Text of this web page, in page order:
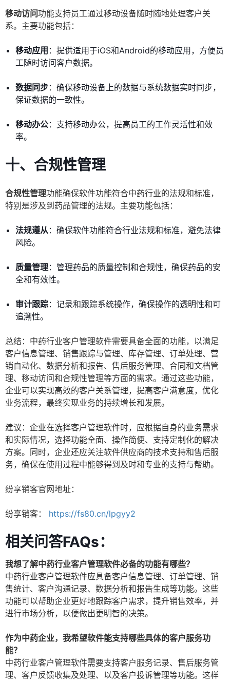
移动访问功能支持员工通过移动设备随时随地处理客户关
系。主要功能包括：
移动应用 ：提供适用于iOS和Android的移动应用，方便员
工随时访问客户数据。
数据同步：确保移动设备上的数据与系统数据实时同步，
保证数据的一致性。
移动办公：支持移动办公，提高员工的工作灵活性和效
率。
十、合规性管理
合规性管理功能确保软件功能符合中药行业的法规和标准，
特别是涉及到药品管理的法规。主要功能包括：
法规遵从：确保软件功能符合行业法规和标准，避免法律
风险。
质量管理：管理药品的质量控制和合规性，确保药品的安
全和有效性。
审计跟踪：记录和跟踪系统操作，确保操作的透明性和可
追溯性。
总结：中药行业客户管理软件需要具备全面的功能，以满足
客户信息管理、销售跟踪与管理、库存管理、订单处理、营
销自动化、数据分析和报告、售后服务管理、合同和文档管
理、移动访问和合规性管理等方面的需求。通过这些功能，
企业可以实现高效的客户关系管理，提高客户满意度，优化
业务流程，最终实现业务的持续增长和发展。
建议：企业在选择客户管理软件时，应根据自身的业务需求
和实际情况，选择功能全面、操作简便、支持定制化的解决
方案。同时，企业还应关注软件供应商的技术支持和售后服
务，确保在使用过程中能够得到及时和专业的支持与帮助。
纷享销客官网地址：
纷享销客： https://fs80.cn/lpgyy2
相关问答FAQs：
我想了解中药行业客户管理软件必备的功能有哪些？
中药行业客户管理软件应具备客户信息管理、订单管理、销
售统计、客户沟通记录、数据分析和报告生成等功能。这些
功能可以帮助企业更好地跟踪客户需求，提升销售效率，并
进行市场分析，以便做出更明智的决策。
作为中药企业，我希望软件能支持哪些具体的客户服务功
能？
中药行业客户管理软件需要支持客户服务记录、售后服务管
理、客户反馈收集及处理、以及客户投诉管理等功能。这样